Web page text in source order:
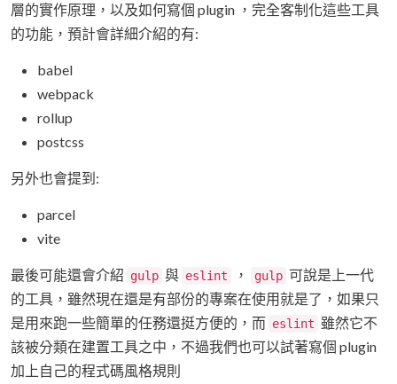
層的實作原理，以及如何寫個 plugin ，完全客制化這些工具
的功能，預計會詳細介紹的有:
babel
webpack
rollup
postcss
另外也會提到:
parcel
vite
最後可能還會介紹 gulp 與 eslint ， gulp 可說是上一代
的工具，雖然現在還是有部份的專案在使用就是了，如果只
是用來跑一些簡單的任務還挺方便的，而 eslint 雖然它不
該被分類在建置工具之中，不過我們也可以試著寫個 plugin
加上自己的程式碼風格規則